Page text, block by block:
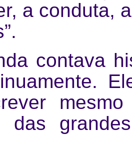
a conduta,
contava
das